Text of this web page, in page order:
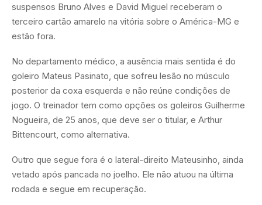
suspensos Bruno Alves e David Miguel receberam o
terceiro cartão amarelo na vitória sobre o América-MG e
estão fora.
No departamento médico, a ausência mais sentida é do
goleiro Mateus Pasinato, que sofreu lesão no músculo
posterior da coxa esquerda e não reúne condições de
jogo. O treinador tem como opções os goleiros Guilherme
Nogueira, de 25 anos, que deve ser o titular, e Arthur
Bittencourt, como alternativa.
Outro que segue fora é o lateral-direito Mateusinho, ainda
vetado após pancada no joelho. Ele não atuou na última
rodada e segue em recuperação.